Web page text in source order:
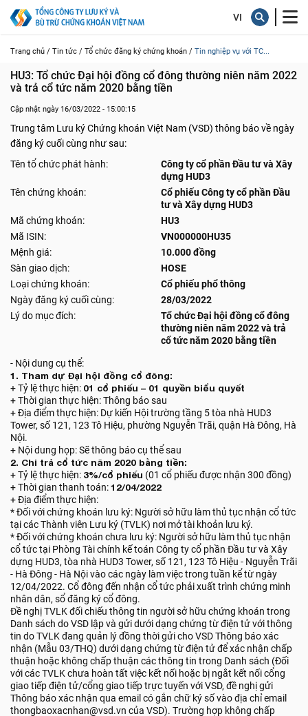
Trang chủ / Tin tức / Tổ chức đăng ký chứng khoán / Tin nghiệp vụ với TC...
HU3: Tổ chức Đại hội đồng cổ đông thường niên năm 2022
và trả cổ tức năm 2020 bằng tiền
Cập nhật ngày 16/03/2022 - 15:00:15
Trung tâm Lưu ký Chứng khoán Việt Nam (VSD) thông báo về ngày
đăng ký cuối cùng như sau:
Tên tổ chức phát hành:
Công ty cổ phần Đầu tư và Xây
dựng HUD3
Tên chứng khoán:
Cổ phiếu Công ty cổ phần Đầu
tư và Xây dựng HUD3
Mã chứng khoán:
HU3
Mã ISIN:
VN000000HU35
Mệnh giá:
10.000 đồng
Sàn giao dịch:
HOSE
Loại chứng khoán:
Cổ phiếu phổ thông
Ngày đăng ký cuối cùng:
28/03/2022
Lý do mục đích:
Tổ chức Đại hội đồng cổ đông
thường niên năm 2022 và trả
cổ tức năm 2020 bằng tiền
- Nội dung cụ thể:
1. Tham dự Đại hội đồng cổ đông:
+ Tỷ lệ thực hiện: 01 cổ phiếu – 01 quyền biểu quyết
+ Thời gian thực hiện: Thông báo sau
+ Địa điểm thực hiện: Dự kiến Hội trường tầng 5 tòa nhà HUD3
Tower, số 121, 123 Tô Hiệu, phường Nguyễn Trãi, quận Hà Đông, Hà
Nội.
+ Nội dung họp: Sẽ thông báo cụ thể sau
2. Chi trả cổ tức năm 2020 bằng tiền:
+ Tỷ lệ thực hiện: 3%/cổ phiếu (01 cổ phiếu được nhận 300 đồng)
+ Thời gian thanh toán:12/04/2022
+ Địa điểm thực hiện:
* Đối với chứng khoán lưu ký: Người sở hữu làm thủ tục nhận cổ tức
tại các Thành viên Lưu ký (TVLK) nơi mở tài khoản lưu ký.
* Đối với chứng khoán chưa lưu ký: Người sở hữu làm thủ tục nhận
cổ tức tại Phòng Tài chính kế toán Công ty cổ phần Đầu tư và Xây
dựng HUD3, tòa nhà HUD3 Tower, số 121, 123 Tô Hiệu - Nguyễn Trãi
- Hà Đông - Hà Nội vào các ngày làm việc trong tuần kể từ ngày
12/04/2022. Cổ đông đến nhận cổ tức phải xuất trình chứng minh
nhân dân, sổ đăng ký cổ đông.
Đề nghị TVLK đối chiếu thông tin người sở hữu chứng khoán trong
Danh sách do VSD lập và gửi dưới dạng chứng từ điện tử với thông
tin do TVLK đang quản lý đồng thời gửi cho VSD Thông báo xác
nhận (Mẫu 03/THQ) dưới dạng chứng từ điện tử để xác nhận chấp
thuận hoặc không chấp thuận các thông tin trong Danh sách (Đối
với các TVLK chưa hoàn tất việc kết nối hoặc bị ngắt kết nối cổng
giao tiếp điện tử/cổng giao tiếp trực tuyến với VSD, đề nghị gửi
Thông báo xác nhận qua email có gắn chữ ký số vào địa chỉ email
thongbaoxacnhan@vsd.vn của VSD). Trường hợp không chấp